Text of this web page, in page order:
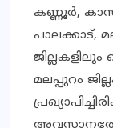
കണ്ണൂര്‍,
പാലക്കാട്,
മലപ്പുറം